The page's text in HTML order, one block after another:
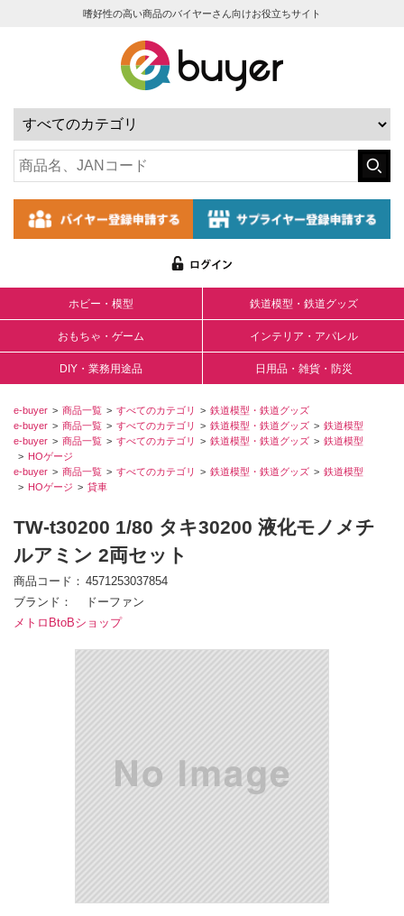
嗜好性の高い商品のバイヤーさん向けお役立ちサイト
ホビー・模型 鉄道模型・鉄道グッズ
おもちゃ・ゲーム インテリア・アパレル
DIY・業務用途品 日用品・雑貨・防災
e-buyer 商品一覧 すべてのカテゴリ
鉄道模型・鉄道グッズ
e-buyer
商品一覧 すべてのカテゴリ 鉄道模型・鉄道グッズ
鉄道模型
e-buyer
商品一覧 すべてのカテゴリ 鉄道模型・鉄道グッズ
鉄道模型
HOゲージ
e-buyer
商品一覧 すべてのカテゴリ 鉄道模型・鉄道グッズ
鉄道模型
HOゲージ
貸車
TW-t30200 1/80 タキ30200 液化モノメチ
ルアミン 2両セット
商品コード
4571253037854
ブランド
ドーファン
メトロBtoBショップ